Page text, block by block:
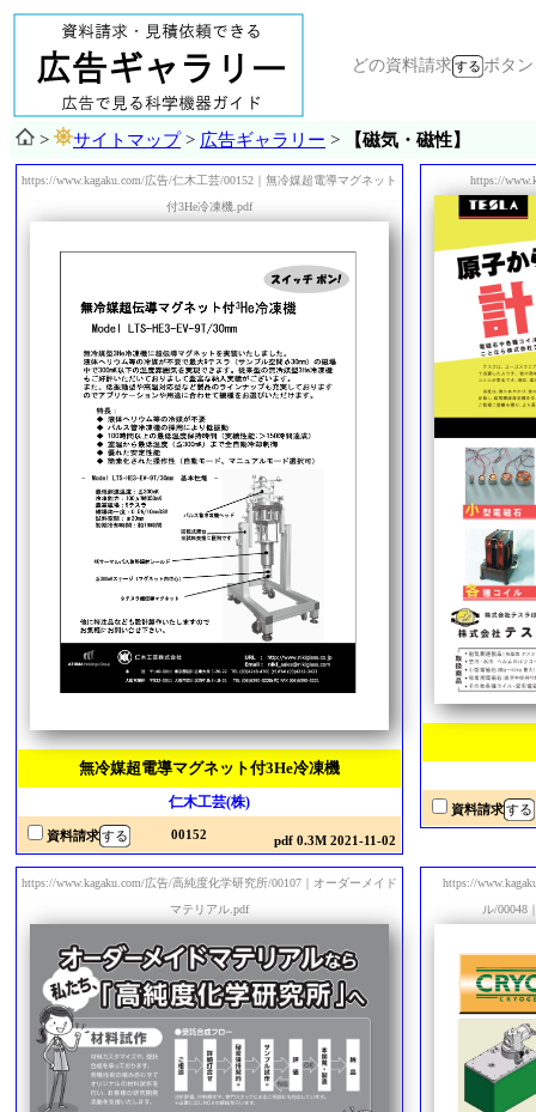
どの資料請求 ボタ
> サイトマップ> 広告ギャラリー > 【磁気・磁性】
https://www.kagaku.com/広告/仁木工芸/00152｜無冷媒超電導マグネット
付3He冷凍機.pdf
無冷媒超電導マグネット付3He冷凍機
仁木工芸(株)
資料請求 00152 pdf 0.3M 2021-11-02
https://
資料請求
https://www.kagaku.com/広告/高純度化学研究所/00107｜オーダーメイド
マテリアル.pdf
https://
ル/00048